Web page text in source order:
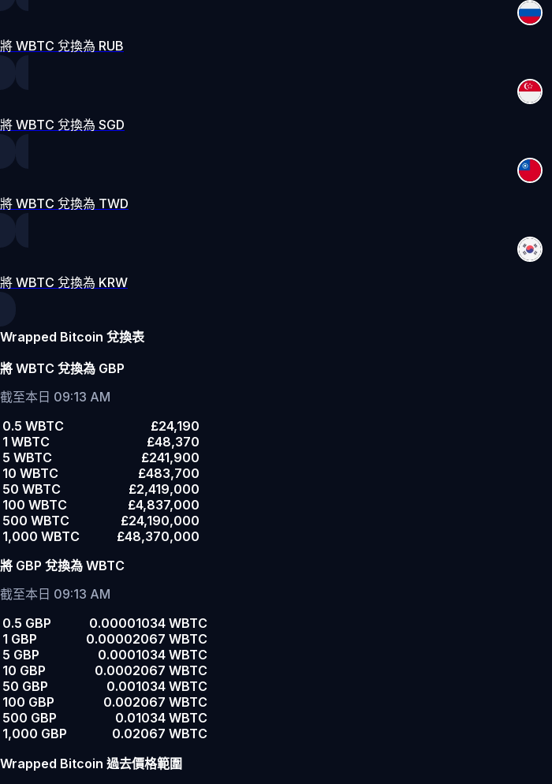
將 WBTC 兌換為 RUB
將 WBTC 兌換為 SGD
將 WBTC 兌換為 TWD
將 WBTC 兌換為 KRW
Wrapped Bitcoin 兌換表
將 WBTC 兌換為 GBP
截至本日 09:13 AM
0.5 WBTC
£24,190
1 WBTC
£48,370
5 WBTC
£241,900
10 WBTC
£483,700
50 WBTC
£2,419,000
100 WBTC
£4,837,000
500 WBTC
£24,190,000
1,000 WBTC
£48,370,000
將 GBP 兌換為 WBTC
截至本日 09:13 AM
0.5 GBP
0.00001034 WBTC
1 GBP
0.00002067 WBTC
5 GBP
0.0001034 WBTC
10 GBP
0.0002067 WBTC
50 GBP
0.001034 WBTC
100 GBP
0.002067 WBTC
500 GBP
0.01034 WBTC
1,000 GBP
0.02067 WBTC
Wrapped Bitcoin 過去價格範圍